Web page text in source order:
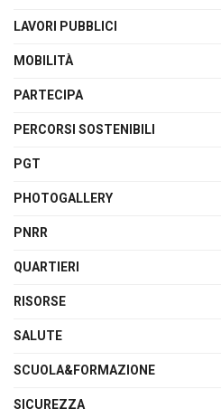
LAVORI PUBBLICI
MOBILITÀ
PARTECIPA
PERCORSI SOSTENIBILI
PGT
PHOTOGALLERY
PNRR
QUARTIERI
RISORSE
SALUTE
SCUOLA&FORMAZIONE
SICUREZZA